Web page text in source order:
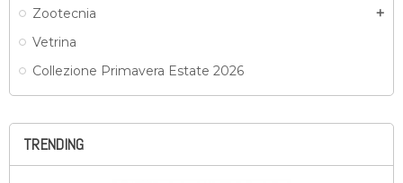
Zootecnia add
Vetrina
Collezione Primavera Estate 2026
TRENDING